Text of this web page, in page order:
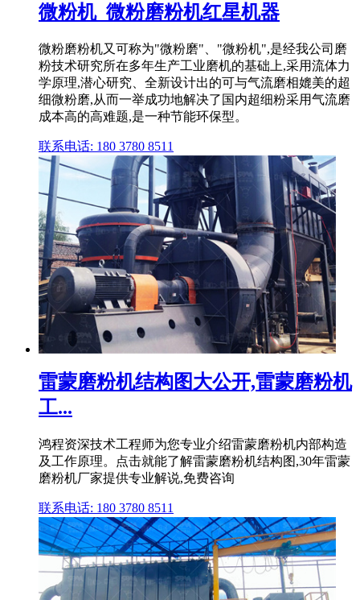
微粉机_微粉磨粉机红星机器
微粉磨粉机又可称为"微粉磨"、"微粉机",是经我公司磨
粉技术研究所在多年生产工业磨机的基础上,采用流体力
学原理,潜心研究、全新设计出的可与气流磨相媲美的超
细微粉磨,从而一举成功地解决了国内超细粉采用气流磨
成本高的高难题,是一种节能环保型。
联系电话: 180 3780 8511
雷蒙磨粉机结构图大公开,雷蒙磨粉机
工...
鸿程资深技术工程师为您专业介绍雷蒙磨粉机内部构造
及工作原理。点击就能了解雷蒙磨粉机结构图,30年雷蒙
磨粉机厂家提供专业解说,免费咨询
联系电话: 180 3780 8511